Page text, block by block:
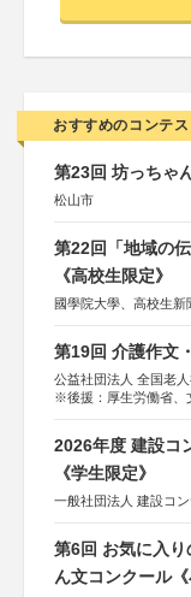
おすすめのコンテス
第23回 坊っちゃ
松山市
第22回「地域の
《高校生限定》
國學院大學、高校生新
第19回 介護作文
公益社団法人 全国老
※後援：厚生労働省、
2026年度 建設コ
《学生限定》
一般社団法人 建設コ
第6回 お気に入
ん文コンクール